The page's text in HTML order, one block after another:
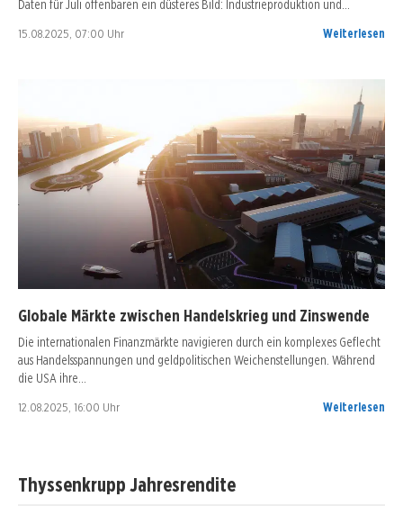
Daten für Juli offenbaren ein düsteres Bild: Industrieproduktion und…
15.08.2025, 07:00 Uhr Weiterlesen
Globale Märkte zwischen Handelskrieg und Zinswende
Die internationalen Finanzmärkte navigieren durch ein komplexes Geflecht
aus Handelsspannungen und geldpolitischen Weichenstellungen. Während
die USA ihre…
12.08.2025, 16:00 Uhr Weiterlesen
Thyssenkrupp Jahresrendite